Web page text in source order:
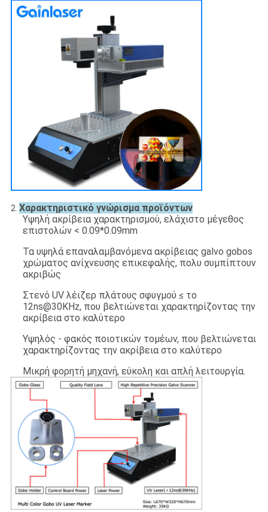
2. Χαρακτηριστικό γνώρισμα προϊόντων
Υψηλή ακρίβεια χαρακτηρισμού, ελάχιστο μέγεθος
επιστολών < 0.09*0.09mm
Τα υψηλά επαναλαμβανόμενα ακρίβειας galvo gobos
χρώματος ανίχνευσης επικεφαλής, πολυ συμπίπτουν
ακριβώς
Στενό UV λέιζερ πλάτους σφυγμού ≤ το
12ns@30KHz, που βελτιώνεται χαρακτηρίζοντας την
ακρίβεια στο καλύτερο
Υψηλός - φακός ποιοτικών τομέων, που βελτιώνεται
χαρακτηρίζοντας την ακρίβεια στο καλύτερο
Μικρή φορητή μηχανή, εύκολη και απλή λειτουργία.